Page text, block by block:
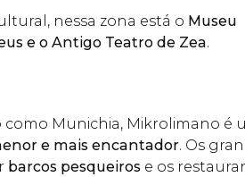
nessa zona está o Museu
e o Antigo Teatro de Zea.
como Munichia, Mikrolimano é
e mais encantador. Os
barcos pesqueiros e os